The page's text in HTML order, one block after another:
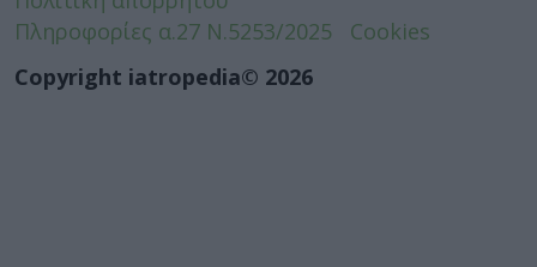
Πληροφορίες α.27 Ν.5253/2025
Cookies
Copyright iatropedia© 2026